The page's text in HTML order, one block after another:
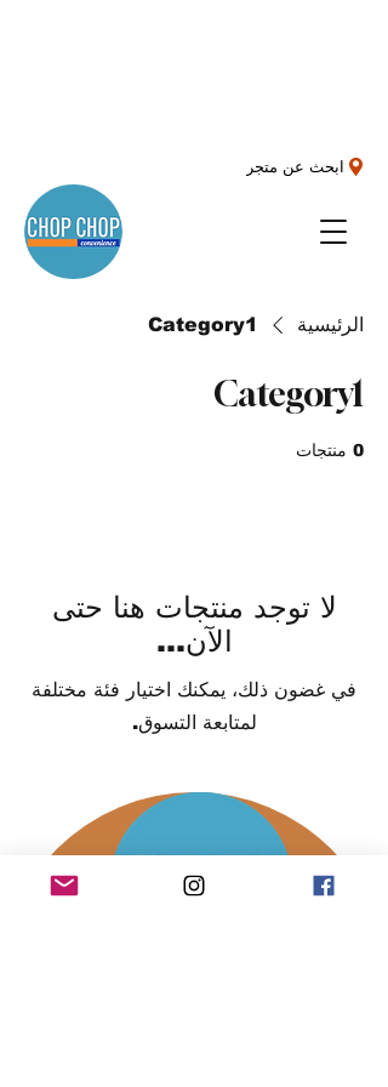
ابحث عن متجر
الرئيسية Category1
Category1
0 منتجات
لا توجد منتجات هنا حتى
الآن...
في غضون ذلك، يمكنك اختيار فئة مختلفة
لمتابعة التسوق.